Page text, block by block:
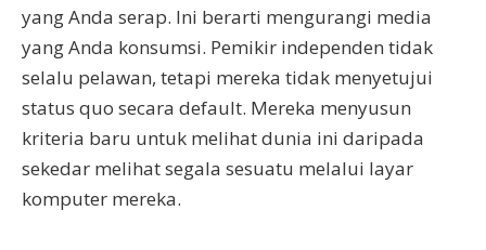
yang Anda serap. Ini berarti mengurangi media
yang Anda konsumsi. Pemikir independen tidak
selalu pelawan, tetapi mereka tidak menyetujui
status quo secara default. Mereka menyusun
kriteria baru untuk melihat dunia ini daripada
sekedar melihat segala sesuatu melalui layar
komputer mereka.